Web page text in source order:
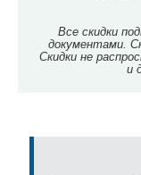
Все скидки
документами.
Скидки не
и